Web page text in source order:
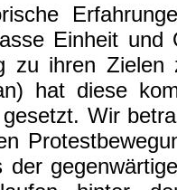
Einheit und
zu ihren
hat diese
Wir
der